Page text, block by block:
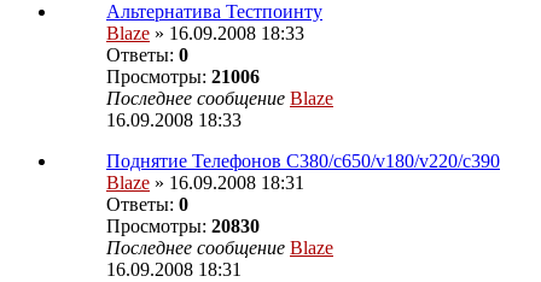
Альтернатива Тестпоинту
Blaze » 16.09.2008 18:33
Ответы: 0
Просмотры: 21006
Последнее сообщение Blaze
16.09.2008 18:33
Поднятие Телефонов C380/c650/v180/v220/c390
Blaze » 16.09.2008 18:31
Ответы: 0
Просмотры: 20830
Последнее сообщение Blaze
16.09.2008 18:31